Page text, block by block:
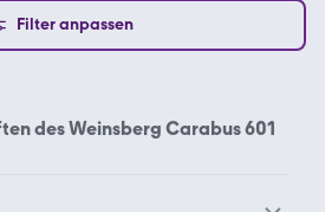
Filter anpassen
desWeinsberg Carabus 601